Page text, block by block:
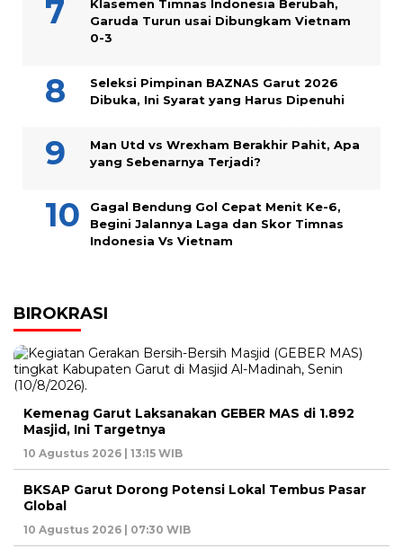
Klasemen Timnas Indonesia Berubah,
Garuda Turun usai Dibungkam Vietnam
0-3
Seleksi Pimpinan BAZNAS Garut 2026
Dibuka, Ini Syarat yang Harus Dipenuhi
Man Utd vs Wrexham Berakhir Pahit, Apa
yang Sebenarnya Terjadi?
Gagal Bendung Gol Cepat Menit Ke-6,
Begini Jalannya Laga dan Skor Timnas
Indonesia Vs Vietnam
BIROKRASI
Kemenag Garut Laksanakan GEBER MAS di 1.892
Masjid, Ini Targetnya
10 Agustus 2026 | 13:15 WIB
BKSAP Garut Dorong Potensi Lokal Tembus Pasar
Global
10 Agustus 2026 | 07:30 WIB